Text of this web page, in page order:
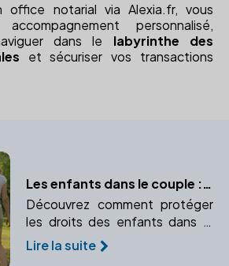
office notarial via Alexia.fr, vous
personnalisé,
dans le labyrinthe des
et sécuriser vos transactions
Les enfants dans le couple : protéger leurs intérêts avec un notaire
Découvrez comment protéger
les droits des enfants dans le
couple avec l'aide d'un notaire.
Anticipez et organisez leur
Lire la suite